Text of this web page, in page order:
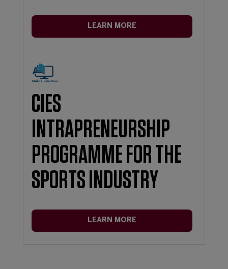
LEARN MORE
CIES
INTRAPRENEURSHIP
PROGRAMME FOR THE
SPORTS INDUSTRY
LEARN MORE